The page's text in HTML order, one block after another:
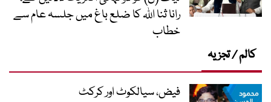
رانا ثنا اللہ کا ضلع باغ میں جلسہ عام سے
خطاب
کالم / تجزیہ
فیض، سیالکوٹ اور کرکٹ